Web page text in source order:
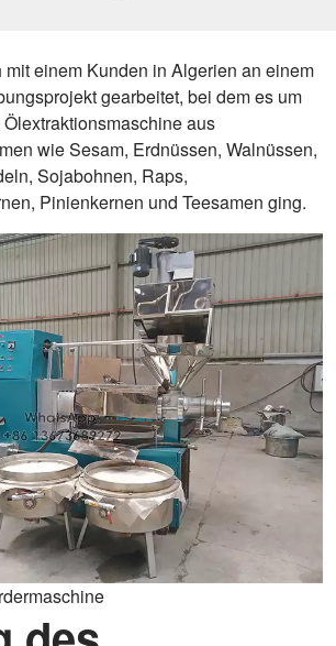
einem Kunden in Algerien an einem
gearbeitet, bei dem es um
aus
wie Sesam, Erdnüssen, Walnüssen,
Sojabohnen, Raps,
Pinienkernen und Teesamen ging.